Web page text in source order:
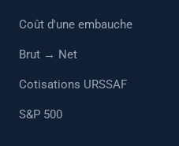
Coût d'une embauche
Brut → Net
Cotisations URSSAF
S&P 500